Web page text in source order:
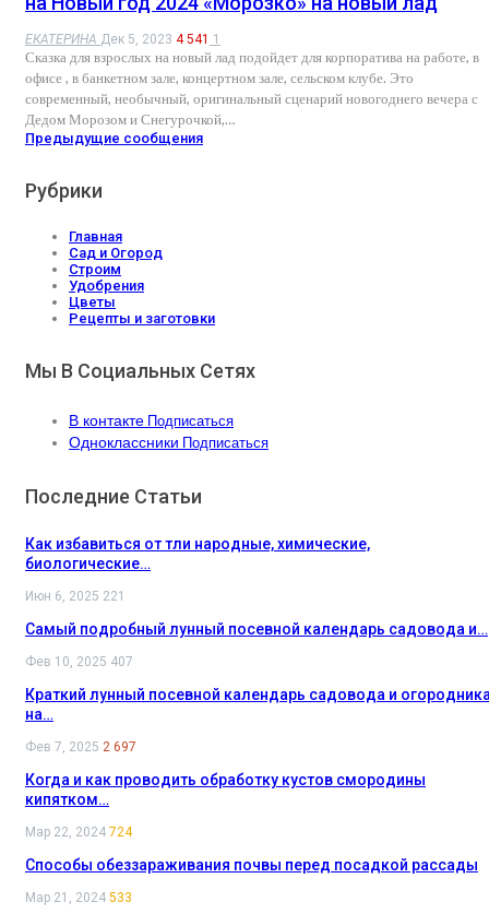
ЕКАТЕРИНА Дек 5, 2023 4 541 1
Сказка для взрослых на новый лад подойдет для корпоратива на работе, в
офисе , в банкетном зале, концертном зале, сельском клубе. Это
современный, необычный, оригинальный сценарий новогоднего вечера с
Дедом Морозом и Снегурочкой,…
Предыдущие сообщения
Рубрики
Главная
Сад и Огород
Строим
Удобрения
Цветы
Рецепты и заготовки
Мы В Социальных Сетях
В контакте Подписаться
Одноклассники Подписаться
Последние Статьи
Как избавиться от тли народные, химические,
биологические…
Июн 6, 2025 221
Самый подробный лунный посевной календарь садовода и…
Фев 10, 2025 407
Краткий лунный посевной календарь садовода и
на…
Фев 7, 2025 2 697
Когда и как проводить обработку кустов смородины
кипятком…
Мар 22, 2024 724
Способы обеззараживания почвы перед посадкой рассады
Мар 21, 2024 533